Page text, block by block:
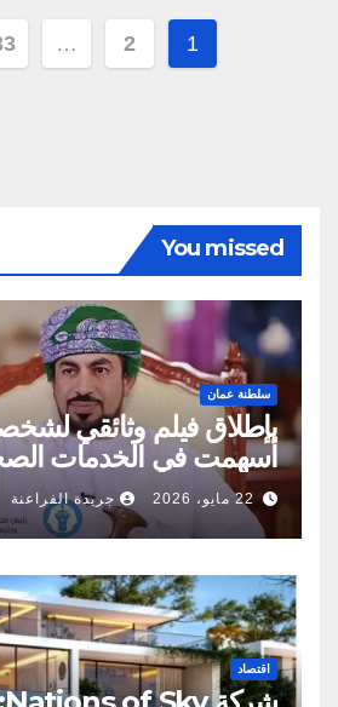
Posts
1
2
…
You missed
سلطنة عمان
بإطلاق فيلم وثائقي
أسهمت في الخدمات
22 مايو، 2026 جريدة الفراعنة
اقتصاد